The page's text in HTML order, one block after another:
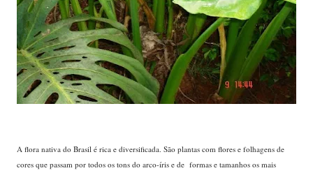
A flora nativa do Brasil é rica e diversificada. São plantas com flores e folhagens de
cores que passam por todos os tons do arco-íris e de formas e tamanhos os mais